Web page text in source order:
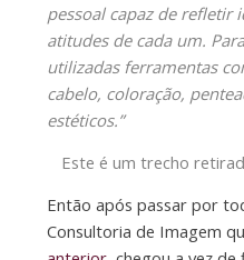
pessoal capaz de refletir
atitudes de cada um.
utilizadas ferramentas
cabelo, coloração,
estéticos.”
Este é um trecho
Então após passar por
Consultoria de Imagem